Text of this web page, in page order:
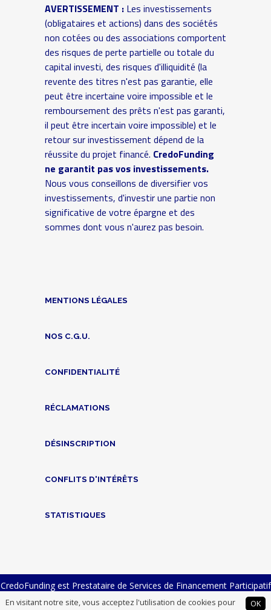
En visitant notre site, vous acceptez l'utilisation de cookies pour
OK
AVERTISSEMENT :Les investissements
(obligataires et actions) dans des sociétés
non cotées ou des associations comportent
des risques de perte partielle ou totale du
capital investi, des risques d'illiquidité (la
revente des titres n'est pas garantie, elle
peut être incertaine voire impossible et le
remboursement des prêts n'est pas garanti,
il peut être incertain voire impossible) et le
retour sur investissement dépend de la
réussite du projet financé. CredoFunding
ne garantit pas vos investissements.
Nous vous conseillons de diversifier vos
investissements, d'investir une partie non
significative de votre épargne et des
sommes dont vous n'aurez pas besoin.
MENTIONS LÉGALES
NOS C.G.U.
CONFIDENTIALITÉ
RÉCLAMATIONS
DÉSINSCRIPTION
CONFLITS D'INTÉRÊTS
STATISTIQUES
CredoFunding est Prestataire de Services de Financement Participatif
n° FP-2023-23 et Intermédiaire en Financement Participatif n°